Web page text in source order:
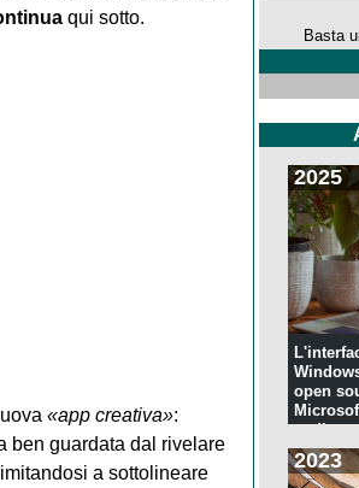
qui sotto.
«app creativa»:
ben guardata dal rivelare
a sottolineare
Basta
2025
open
codi...
2023